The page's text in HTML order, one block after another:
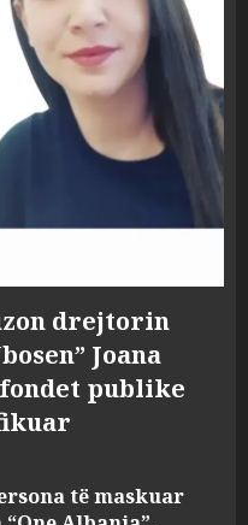
drejtorin
Joana
publike
të maskuar